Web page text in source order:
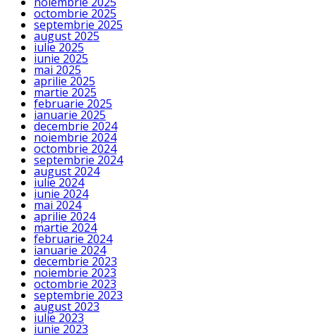
octombrie 2025
septembrie 2025
august 2025
iulie 2025
iunie 2025
mai 2025
aprilie 2025
martie 2025
februarie 2025
ianuarie 2025
decembrie 2024
noiembrie 2024
octombrie 2024
septembrie 2024
august 2024
iulie 2024
iunie 2024
mai 2024
aprilie 2024
martie 2024
februarie 2024
ianuarie 2024
decembrie 2023
noiembrie 2023
octombrie 2023
septembrie 2023
august 2023
iulie 2023
iunie 2023